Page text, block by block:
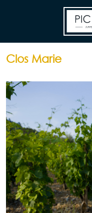
Clos Marie